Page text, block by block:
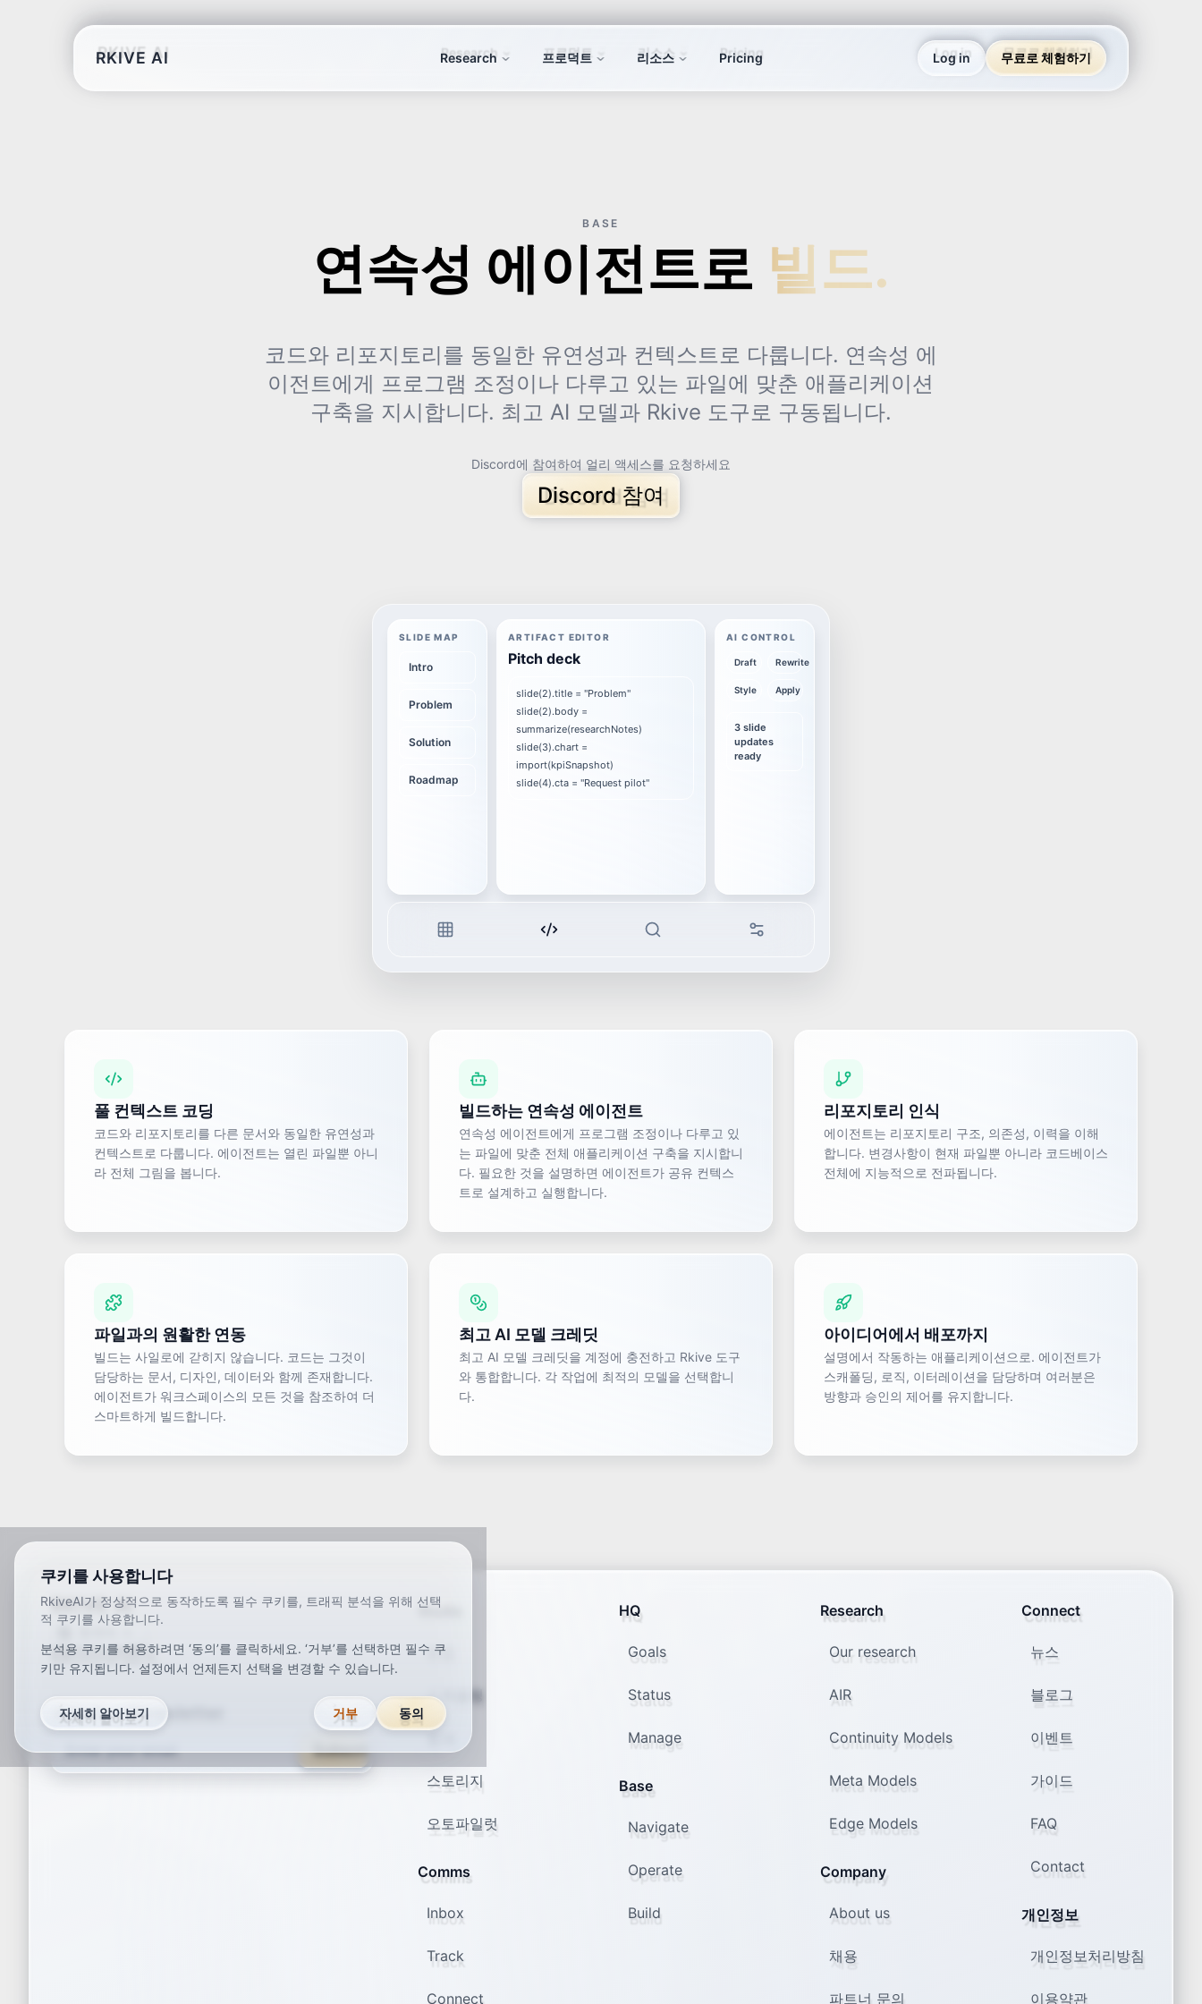
RKIVE AI Research 프로덕트 리소스 Pricing Log in 무료로 체험하기
BASE
연속성 에이전트로 빌드.
코드와 리포지토리를 동일한 유연성과 컨텍스트로 다룹니다. 연속성 에
이전트에게 프로그램 조정이나 다루고 있는 파일에 맞춘 애플리케이션
구축을 지시합니다. 최고 AI 모델과 Rkive 도구로 구동됩니다.
Discord에 참여하여 얼리 액세스를 요청하세요
Discord 참여
SLIDE MAP
Intro
Problem
Solution
Roadmap
ARTIFACT EDITOR
Pitch deck
slide(2).title = "Problem"
slide(2).body =
summarize(researchNotes)
slide(3).chart =
import(kpiSnapshot)
slide(4).cta = "Request pilot"
AI CONTROL
Draft Rewrite
Style Apply
3 slide
updates
ready
풀 컨텍스트 코딩
코드와 리포지토리를 다른 문서와 동일한 유연성과
컨텍스트로 다룹니다. 에이전트는 열린 파일뿐 아니
라 전체 그림을 봅니다.
빌드하는 연속성 에이전트
연속성 에이전트에게 프로그램 조정이나 다루고 있
는 파일에 맞춘 전체 애플리케이션 구축을 지시합니
다. 필요한 것을 설명하면 에이전트가 공유 컨텍스
트로 설계하고 실행합니다.
리포지토리 인식
에이전트는 리포지토리 구조, 의존성, 이력을 이해
합니다. 변경사항이 현재 파일뿐 아니라 코드베이스
전체에 지능적으로 전파됩니다.
파일과의 원활한 연동
빌드는 사일로에 갇히지 않습니다. 코드는 그것이
담당하는 문서, 디자인, 데이터와 함께 존재합니다.
에이전트가 워크스페이스의 모든 것을 참조하여 더
스마트하게 빌드합니다.
최고 AI 모델 크레딧
최고 AI 모델 크레딧을 계정에 충전하고 Rkive 도구
와 통합합니다. 각 작업에 최적의 모델을 선택합니
다.
아이디어에서 배포까지
설명에서 작동하는 애플리케이션으로. 에이전트가
스캐폴딩, 로직, 이터레이션을 담당하며 여러분은
방향과 승인의 제어를 유지합니다.
쿠키를 사용합니다
RkiveAI가 정상적으로 동작하도록 필수 쿠키를, 트래픽 분석을 위해 선택
적 쿠키를 사용합니다.
분석용 쿠키를 허용하려면 ‘동의’를 클릭하세요. ‘거부’를 선택하면 필수 쿠
키만 유지됩니다. 설정에서 언제든지 선택을 변경할 수 있습니다.
자세히 알아보기 거부 동의
RKIVE AI
arde enesfr jakoptvizhx-default
Join Our Newsletter
Subscribe
Studio
편집
스케줄링
스토리지
오토파일럿
Comms
Inbox
Track
Connect
HQ
Goals
Status
Manage
Base
Navigate
Operate
Build
Research
Our research
AIR
Continuity Models
Meta Models
Edge Models
Company
About us
채용
파트너 문의
Connect
뉴스
블로그
이벤트
가이드
FAQ
Contact
개인정보
개인정보처리방침
이용약관